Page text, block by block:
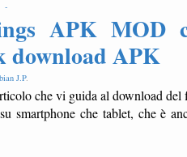
-
APK MOD
download APK
J.P.
che vi guida al download del
smartphone che tablet, che è